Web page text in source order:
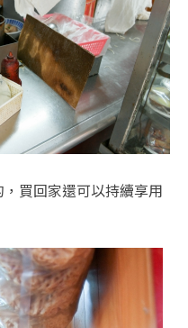
買回家還可以持續享用